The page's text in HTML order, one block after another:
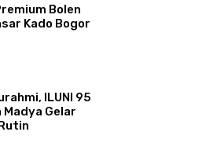
Bolen
Kado Bogor
ILUNI 95
Madya Gelar